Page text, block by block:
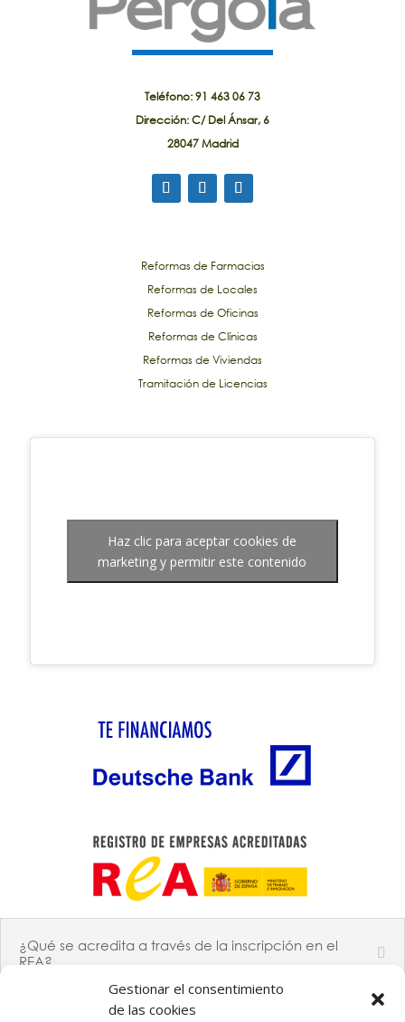
Gestionar el consentimiento
de las cookies
Teléfono: 91 463 06 73
Dirección: C/ Del Ánsar, 6
28047 Madrid
Reformas de Farmacias
Reformas de Locales
Reformas de Oficinas
Reformas de Clínicas
Reformas de Viviendas
Tramitación de Licencias
Haz clic para aceptar cookies de
marketing y permitir este contenido
¿Qué se acredita a través de la inscripción en el
REA?